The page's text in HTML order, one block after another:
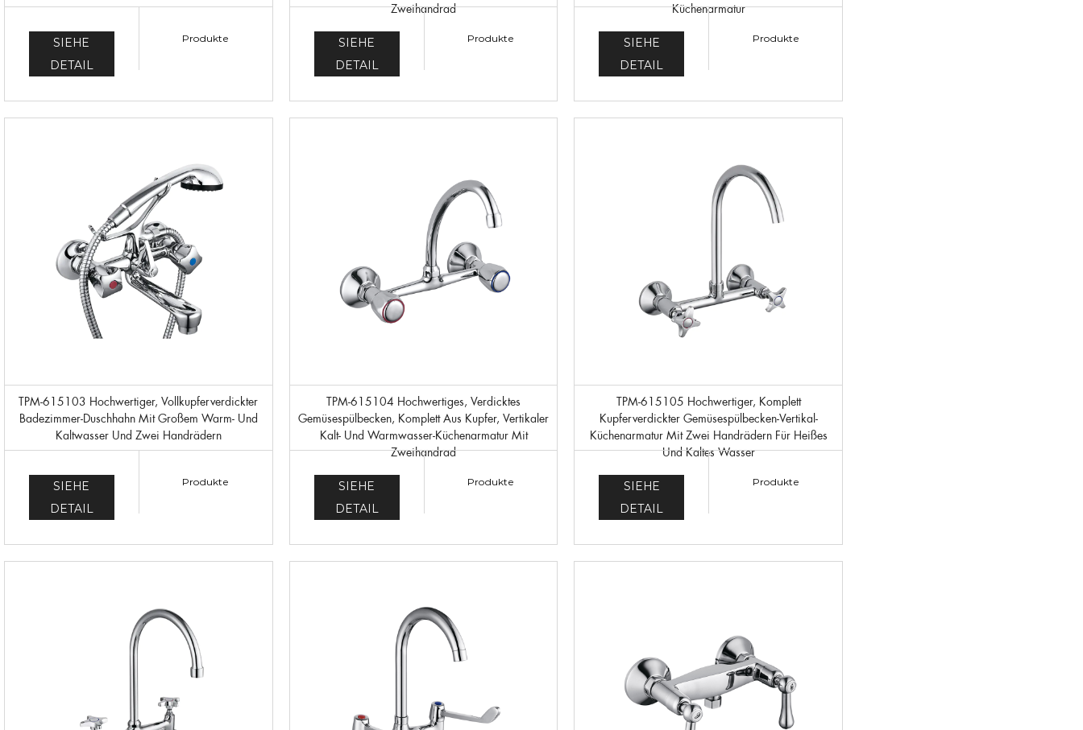
SIEHE
DETAIL
Produkte
Zweihandrad
SIEHE
DETAIL
Produkte
Küchenarmatur
SIEHE
DETAIL
Produkte
TPM-615103 Hochwertiger, Vollkupferverdickter
Badezimmer-Duschhahn Mit Großem Warm- Und
Kaltwasser Und Zwei Handrädern
SIEHE
DETAIL
Produkte
TPM-615104 Hochwertiges, Verdicktes
Gemüsespülbecken, Komplett Aus Kupfer, Vertikaler
Kalt- Und Warmwasser-Küchenarmatur Mit
Zweihandrad
SIEHE
DETAIL
Produkte
TPM-615105 Hochwertiger, Komplett
Kupferverdickter Gemüsespülbecken-Vertikal-
Küchenarmatur Mit Zwei Handrädern Für Heißes
Und Kaltes Wasser
SIEHE
DETAIL
Produkte